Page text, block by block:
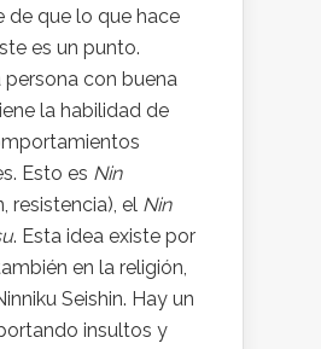
de que lo que hace
es un punto.
persona con buena
la habilidad de
Esto es Nin
resistencia), el Nin
. Esta idea existe por
en la religión,
Seishin. Hay un
insultos y